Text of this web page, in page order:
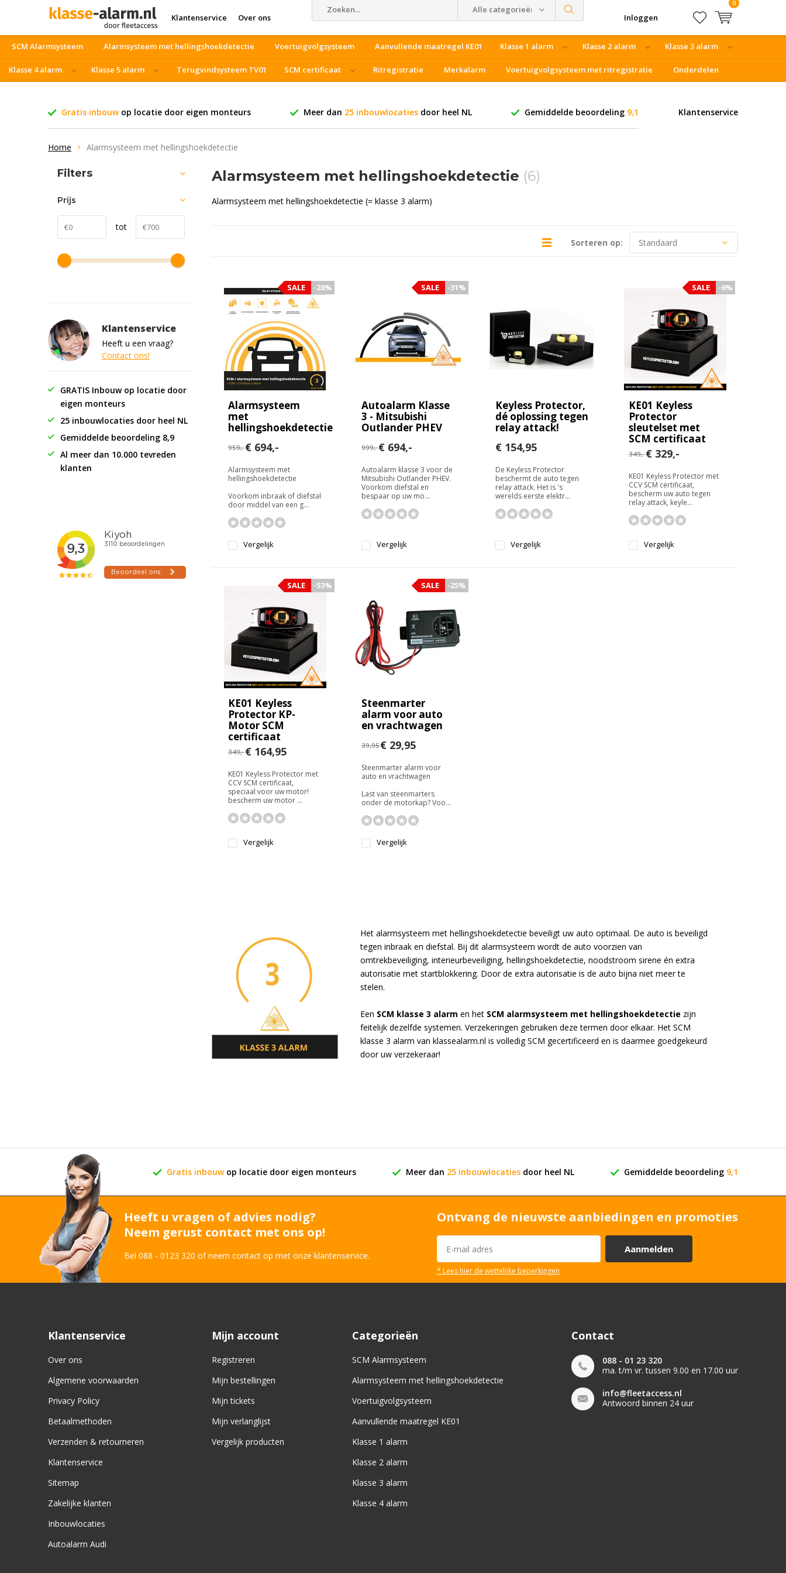
Klantenservice Over ons
Alle categorieën
Inloggen
0
SCM Alarmsysteem Alarmsysteem met hellingshoekdetectie Voertuigvolgsysteem Aanvullende maatregel KE01 Klasse 1 alarm Klasse 2 alarm Klasse 3 alarm
Klasse 4 alarm Klasse 5 alarm Terugvindsysteem TV01 SCM certificaat Ritregistratie Merkalarm Voertuigvolgsysteem met ritregistratie Onderdelen
Gratis inbouwop locatie door eigen monteurs Meer dan 25 inbouwlocaties door heel NL Gemiddelde beoordeling 9,1 Klantenservice
Home Alarmsysteem met hellingshoekdetectie
Alarmsysteem met hellingshoekdetectie (6)
Alarmsysteem met hellingshoekdetectie (= klasse 3 alarm)
Sorteren op:
Alarmsysteem
met
hellingshoekdetectie
-28%
SALE
959,-€ 694,-
Alarmsysteem met
hellingshoekdetectie
Voorkom inbraak of diefstal
door middel van een g...
Vergelijk
Autoalarm Klasse
3 - Mitsubishi
Outlander PHEV
-31%
SALE
999,-€ 694,-
Autoalarm klasse 3 voor de
Mitsubishi Outlander PHEV.
Voorkom diefstal en
bespaar op uw mo...
Vergelijk
Keyless Protector,
dé oplossing tegen
relay attack!
€ 154,95
De Keyless Protector
beschermt de auto tegen
relay attack. Het is 's
werelds eerste elektr...
Vergelijk
KE01 Keyless
Protector
sleutelset met
SCM certificaat
-6%
SALE
349,-€ 329,-
KE01 Keyless Protector met
CCV SCM certificaat,
bescherm uw auto tegen
relay attack, keyle...
Vergelijk
KE01 Keyless
Protector KP-
Motor SCM
certificaat
-53%
SALE
349,-€ 164,95
KE01 Keyless Protector met
CCV SCM certificaat,
speciaal voor uw motor!
bescherm uw motor ...
Vergelijk
Steenmarter
alarm voor auto
en vrachtwagen
-25%
SALE
39,95€ 29,95
Steenmarter alarm voor
auto en vrachtwagen
Last van steenmarters
onder de motorkap? Voo...
Vergelijk
Het alarmsysteem met hellingshoekdetectie beveiligt uw auto optimaal. De auto is beveiligd
tegen inbraak en diefstal. Bij dit alarmsysteem wordt de auto voorzien van
omtrekbeveiliging, interieurbeveiliging, hellingshoekdetectie, noodstroom sirene én extra
autorisatie met startblokkering. Door de extra autorisatie is de auto bijna niet meer te
stelen.
Een SCM klasse 3 alarm en het SCM alarmsysteem met hellingshoekdetectie zijn
feitelijk dezelfde systemen. Verzekeringen gebruiken deze termen door elkaar. Het SCM
klasse 3 alarm van klassealarm.nl is volledig SCM gecertificeerd en is daarmee goedgekeurd
door uw verzekeraar!
Filters
Prijs
tot
Klantenservice
Heeft u een vraag?
Contact ons!
GRATIS Inbouw op locatie door
eigen monteurs
25 inbouwlocaties door heel NL
Gemiddelde beoordeling 8,9
Al meer dan 10.000 tevreden
klanten
Gratis inbouwop locatie door eigen monteurs Meer dan 25 inbouwlocaties door heel NL Gemiddelde beoordeling 9,1
Heeft u vragen of advies nodig?
Neem gerust contact met ons op!
Bel 088 - 0123 320 of neem contact op met onze klantenservice.
Ontvang de nieuwste aanbiedingen en promoties
Aanmelden
* Lees hier de wettelijke beperkingen
Klantenservice
Over ons
Algemene voorwaarden
Privacy Policy
Betaalmethoden
Verzenden & retourneren
Klantenservice
Sitemap
Zakelijke klanten
Inbouwlocaties
Autoalarm Audi
Mijn account
Registreren
Mijn bestellingen
Mijn tickets
Mijn verlanglijst
Vergelijk producten
Categorieën
SCM Alarmsysteem
Alarmsysteem met hellingshoekdetectie
Voertuigvolgsysteem
Aanvullende maatregel KE01
Klasse 1 alarm
Klasse 2 alarm
Klasse 3 alarm
Klasse 4 alarm
Contact
088 - 01 23 320
ma. t/m vr. tussen 9.00 en 17.00 uur
info@fleetaccess.nl
Antwoord binnen 24 uur